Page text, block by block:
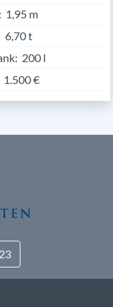
1,95 m
6,70 t
200 l
1.500 €